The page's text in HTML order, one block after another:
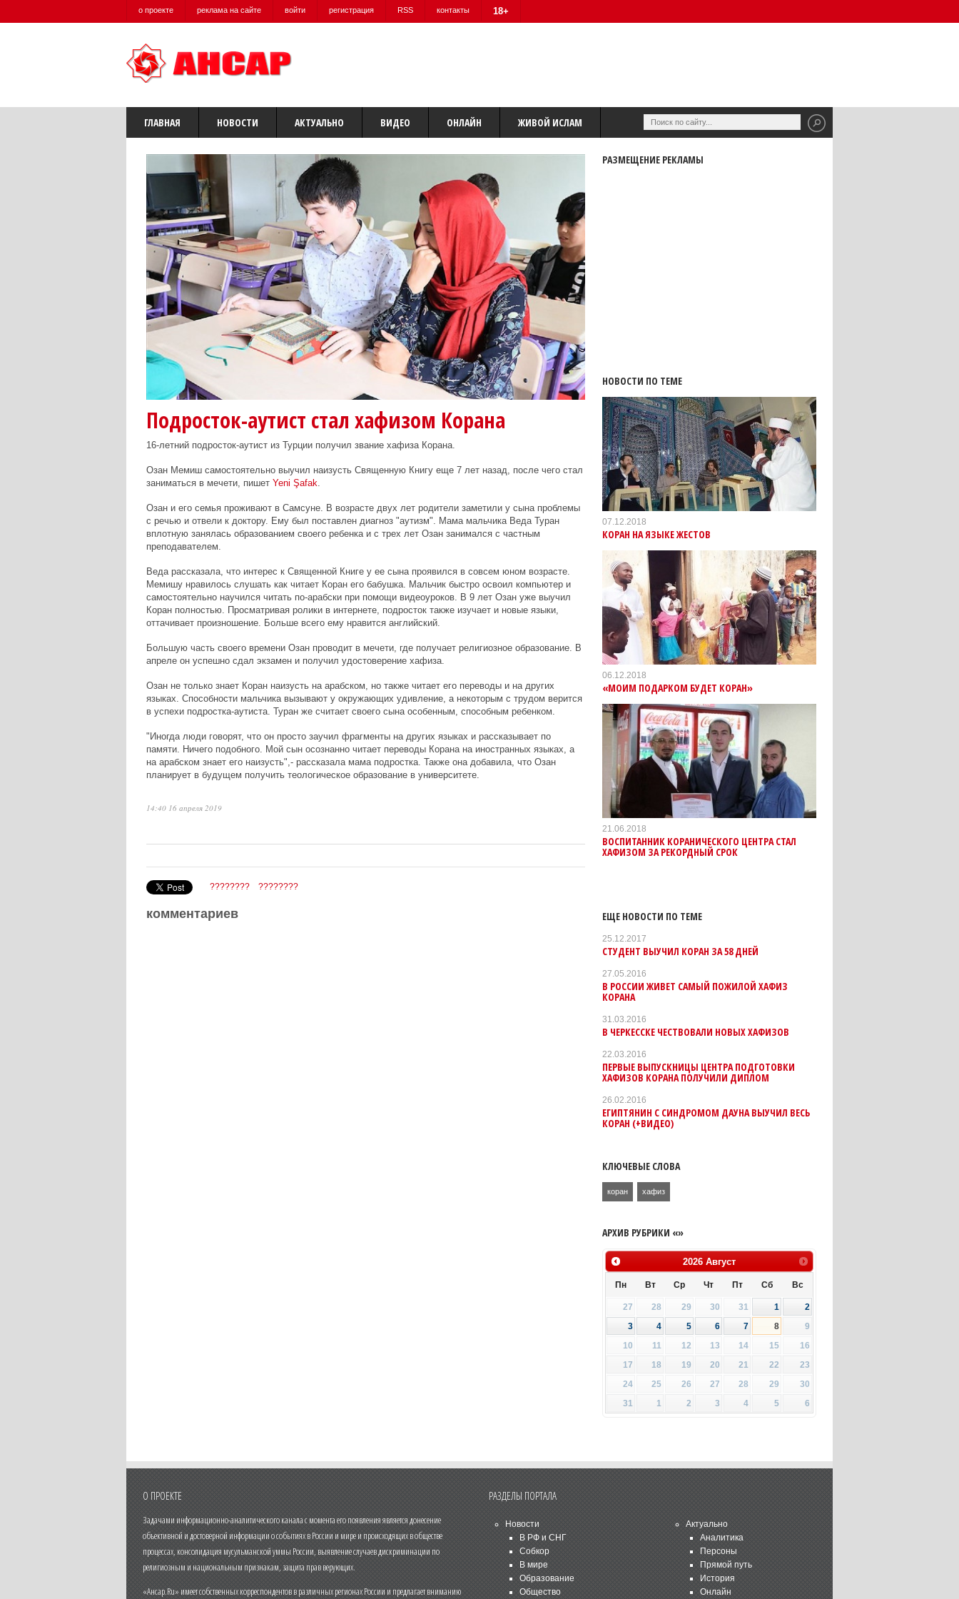
о проекте реклама на сайте войти регистрация RSS контакты 18+
ГЛАВНАЯ НОВОСТИ АКТУАЛЬНО ВИДЕО ОНЛАЙН ЖИВОЙ ИСЛАМ
Подросток-аутист стал хафизом Корана
16-летний подросток-аутист из Турции получил звание хафиза Корана.
Озан Мемиш самостоятельно выучил наизусть Священную Книгу еще 7 лет назад, после чего стал
заниматься в мечети, пишет Yeni Şafak.
Озан и его семья проживают в Самсуне. В возрасте двух лет родители заметили у сына проблемы
с речью и отвели к доктору. Ему был поставлен диагноз "аутизм". Мама мальчика Веда Туран
вплотную занялась образованием своего ребенка и с трех лет Озан занимался с частным
преподавателем.
Веда рассказала, что интерес к Священной Книге у ее сына проявился в совсем юном возрасте.
Мемишу нравилось слушать как читает Коран его бабушка. Мальчик быстро освоил компьютер и
самостоятельно научился читать по-арабски при помощи видеоуроков. В 9 лет Озан уже выучил
Коран полностью. Просматривая ролики в интернете, подросток также изучает и новые языки,
оттачивает произношение. Больше всего ему нравится английский.
Большую часть своего времени Озан проводит в мечети, где получает религиозное образование. В
апреле он успешно сдал экзамен и получил удостоверение хафиза.
Озан не только знает Коран наизусть на арабском, но также читает его переводы и на других
языках. Способности мальчика вызывают у окружающих удивление, а некоторым с трудом верится
в успехи подростка-аутиста. Туран же считает своего сына особенным, способным ребенком.
"Иногда люди говорят, что он просто заучил фрагменты на других языках и рассказывает по
памяти. Ничего подобного. Мой сын осознанно читает переводы Корана на иностранных языках, а
на арабском знает его наизусть",- рассказала мама подростка. Также она добавила, что Озан
планирует в будущем получить теологическое образование в университете.
14:40 16 апреля 2019
???????? ????????
комментариев
РАЗМЕЩЕНИЕ РЕКЛАМЫ
НОВОСТИ ПО ТЕМЕ
07.12.2018
КОРАН НА ЯЗЫКЕ ЖЕСТОВ
06.12.2018
«МОИМ ПОДАРКОМ БУДЕТ КОРАН»
21.06.2018
ВОСПИТАННИК КОРАНИЧЕСКОГО ЦЕНТРА СТАЛ
ХАФИЗОМ ЗА РЕКОРДНЫЙ СРОК
ЕЩЕ НОВОСТИ ПО ТЕМЕ
25.12.2017
СТУДЕНТ ВЫУЧИЛ КОРАН ЗА 58 ДНЕЙ
27.05.2016
В РОССИИ ЖИВЕТ САМЫЙ ПОЖИЛОЙ ХАФИЗ
КОРАНА
31.03.2016
В ЧЕРКЕССКЕ ЧЕСТВОВАЛИ НОВЫХ ХАФИЗОВ
22.03.2016
ПЕРВЫЕ ВЫПУСКНИЦЫ ЦЕНТРА ПОДГОТОВКИ
ХАФИЗОВ КОРАНА ПОЛУЧИЛИ ДИПЛОМ
26.02.2016
ЕГИПТЯНИН С СИНДРОМОМ ДАУНА ВЫУЧИЛ ВЕСЬ
КОРАН (+ВИДЕО)
КЛЮЧЕВЫЕ СЛОВА
коран хафиз
АРХИВ РУБРИКИ «»
2026 Август
Пн Вт Ср Чт Пт Сб Вс
27 28 29 30 31 1
2
3
4 5 6 7 8
9
10
11 12 13 14 15
16
17
18 19 20 21 22
23
24
25 26 27 28 29
30
31
1 2 3 4 5 6
О ПРОЕКТЕ
Задачами информационно-аналитического канала с момента его появления является донесение
объективной и достоверной информации о событиях в России и мире и происходящих в обществе
процессах, консолидация мусульманской уммы России, выявление случаев дискриминации по
религиозным и национальным признакам, защита прав верующих.
«Ансар.Ru» имеет собственных корреспондентов в различных регионах России и предлагает вниманию
РАЗДЕЛЫ ПОРТАЛА
Новости
В РФ и СНГ
Собкор
В мире
Образование
Общество
Актуально
Аналитика
Персоны
Прямой путь
История
Онлайн